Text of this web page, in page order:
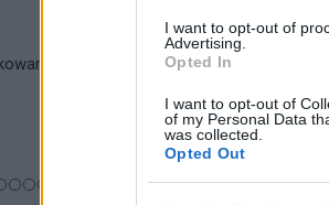
I want to opt-out of
Advertising.
Opted In
I want to opt-out of
of my Personal Data
was collected.
Opted Out
przez moderatora